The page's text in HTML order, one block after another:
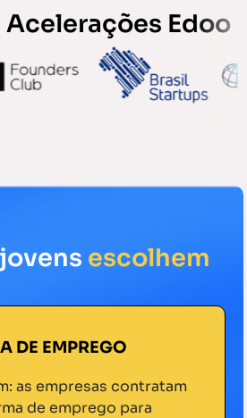
Acelerações Edoo
escolhem
DE EMPREGO
as empresas contratam
de emprego para